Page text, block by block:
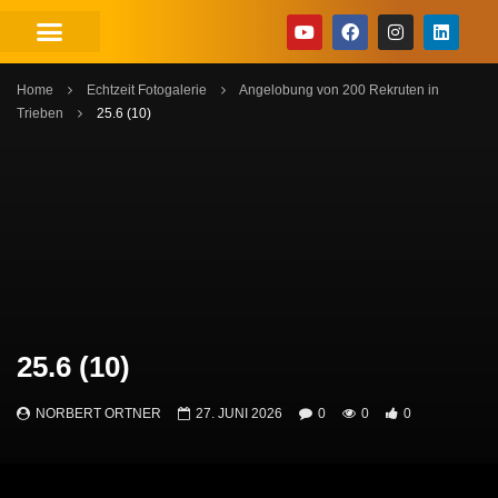
Home Echtzeit Fotogalerie
Angelobung von 200 Rekruten in
Trieben
25.6 (10)
25.6 (10)
NORBERT ORTNER 27. JUNI 2026 0 0 0